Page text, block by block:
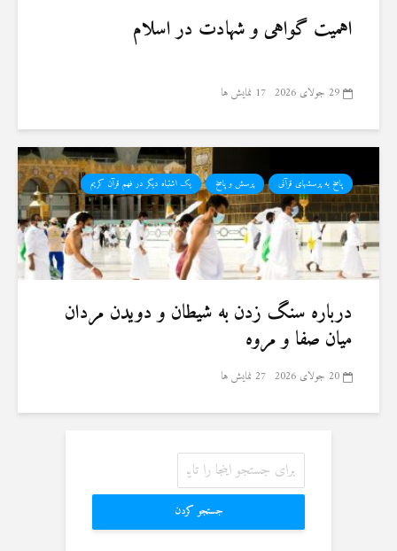
اهمیت گواهی و شهادت در اسلام
29 جولای 2026 17 نمایش ها
پاسخ به پرسشهای قرآنی پرسش و پاسخ یک اشتباه دیگر در فهم قرآن کریم
درباره سنگ زدن به شیطان و دویدن مردان
میان صفا و مروه
20 جولای 2026 27 نمایش ها
جستجو کردن